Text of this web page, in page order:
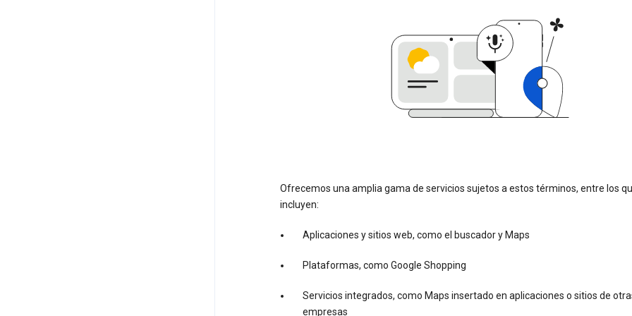
Ofrecemos una amplia gama de servicios sujetos a estos términos, entre los
incluyen:
Aplicaciones y sitios web, como el buscador y Maps
Plataformas, como Google Shopping
Servicios integrados, como Maps insertado en aplicaciones o sitios de
empresas